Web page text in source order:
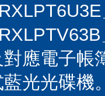
對應電子帳
光光碟機